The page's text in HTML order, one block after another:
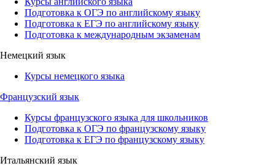
Подготовка к ОГЭ по английскому языку
Подготовка к ЕГЭ по английскому языку
Подготовка к международным экзаменам
Немецкий язык
Курсы немецкого языка
Французский язык
Курсы французского языка для школьников
Подготовка к ОГЭ по французскому языку
Подготовка к ЕГЭ по французскому языку
Итальянский язык